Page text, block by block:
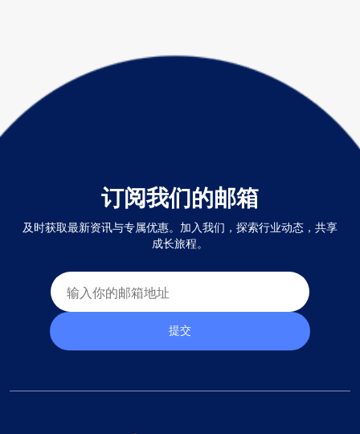
订阅我们的邮箱
及时获取最新资讯与专属优惠。加入我们，探索行业动态，共享
成长旅程。
提交